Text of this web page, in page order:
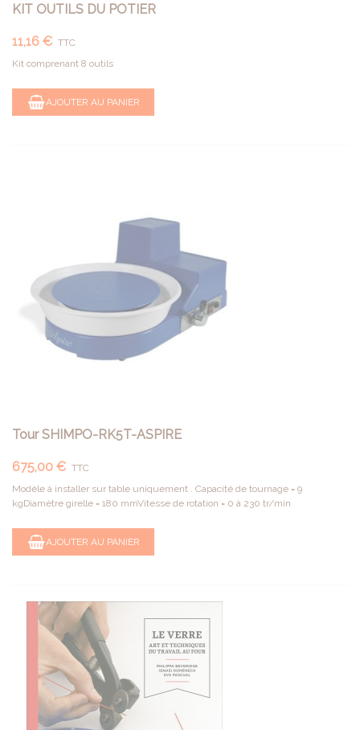
KIT OUTILS DU POTIER
11,16 € TTC
Kit comprenant 8 outils
AJOUTER AU PANIER
Tour SHIMPO-RK5T-ASPIRE
675,00 € TTC
Modèle à installer sur table uniquement . Capacité de tournage = 9
kgDiamètre girelle = 180 mmVitesse de rotation = 0 à 230 tr/min
AJOUTER AU PANIER